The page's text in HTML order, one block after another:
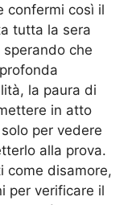
confermi così il
tutta la sera
sperando che
la paura di
in atto
per vedere
alla prova.
come disamore,
per verificare il